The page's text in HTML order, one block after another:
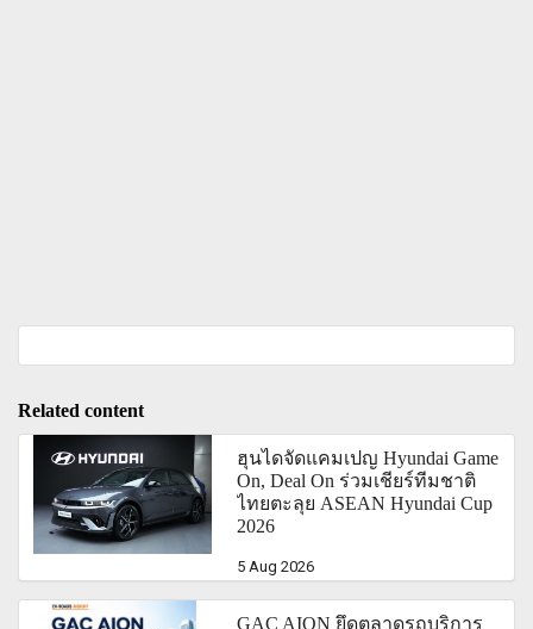
Related content
ฮุนไดจัดแคมเปญ Hyundai Game
On, Deal On ร่วมเชียร์ทีมชาติ
ไทยตะลุย ASEAN Hyundai Cup
2026
5 Aug 2026
GAC AION ยึดตลาดรถบริการ